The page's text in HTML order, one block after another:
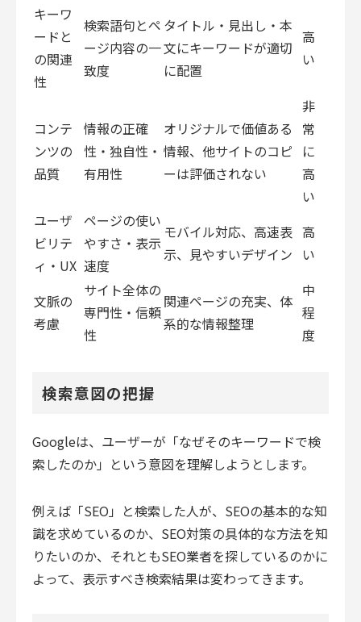
キーワ
ードと
の関連
性
検索語句とペ
ージ内容の一
致度
タイトル・見出し・本
文にキーワードが適切
に配置
高
い
コンテ
ンツの
品質
情報の正確
性・独自性・
有用性
オリジナルで価値ある
情報、他サイトのコピ
ーは評価されない
非
常
に
高
い
ユーザ
ビリテ
ィ・UX
ページの使い
やすさ・表示
速度
モバイル対応、高速表
示、見やすいデザイン
高
い
文脈の
考慮
サイト全体の
専門性・信頼
性
関連ページの充実、体
系的な情報整理
中
程
度
検索意図の把握
Googleは、ユーザーが「なぜそのキーワードで検
索したのか」という意図を理解しようとします。
例えば「SEO」と検索した人が、SEOの基本的な知
識を求めているのか、SEO対策の具体的な方法を知
りたいのか、それともSEO業者を探しているのかに
よって、表示すべき検索結果は変わってきます。